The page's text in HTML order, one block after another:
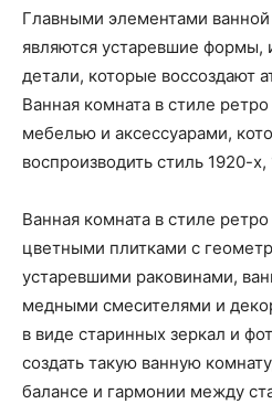
Главными элементами
являются устаревшие формы,
детали, которые воссоздают
Ванная комната в стиле
мебелью и аксессуарами,
воспроизводить стиль 1920-
Ванная комната в стиле
цветными плитками с
устаревшими раковинами,
медными смесителями и
в виде старинных зеркал и
создать такую ванную
балансе и гармонии между